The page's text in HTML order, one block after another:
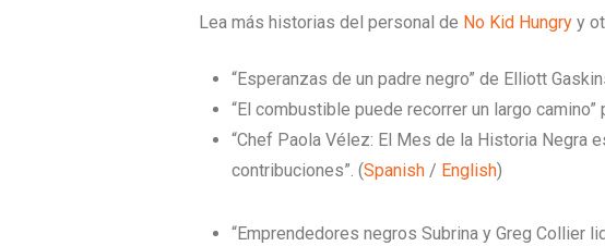
Lea más historias del personal de No Kid Hungry y
“Esperanzas de un padre negro” de Elliott
“El combustible puede recorrer un largo
“Chef Paola Vélez: El Mes de la Historia Negra
contribuciones”. (Spanish / English)
“Emprendedores negros Subrina y Greg Collier